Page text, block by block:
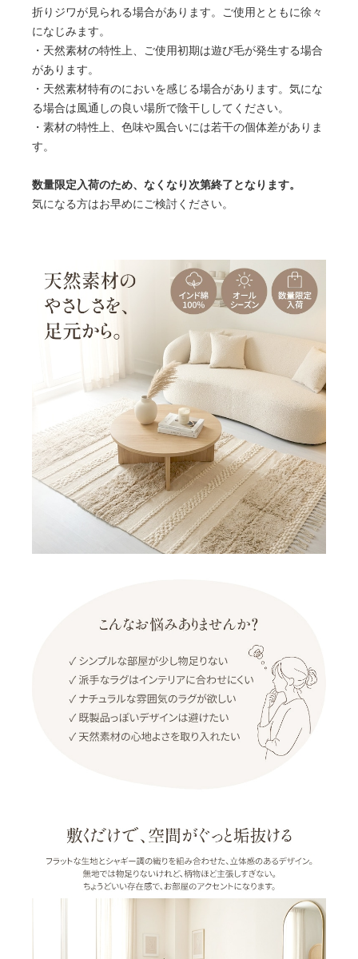
折りジワが見られる場合があります。ご使用とともに徐々
になじみます。
・天然素材の特性上、ご使用初期は遊び毛が発生する場合
があります。
・天然素材特有のにおいを感じる場合があります。気にな
る場合は風通しの良い場所で陰干ししてください。
・素材の特性上、色味や風合いには若干の個体差がありま
す。
数量限定入荷のため、なくなり次第終了となります。
気になる方はお早めにご検討ください。